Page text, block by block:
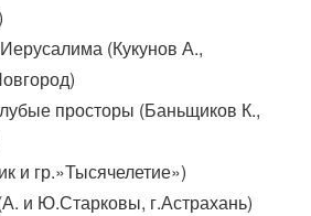
(Кукунов А.,
просторы (Баньщиков К.,
и гр.»Тысячелетие»)
и Ю.Старковы, г.Астрахань)